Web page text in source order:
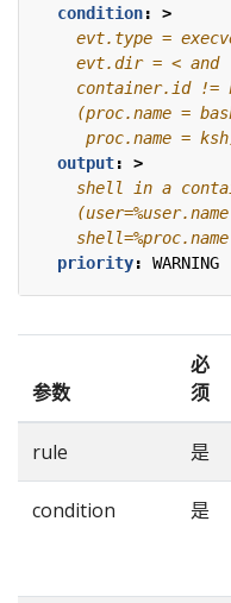
condition:
>
proc.name =
output:
>
priority: WARNING
参数
必
须
rule 是
condition 是